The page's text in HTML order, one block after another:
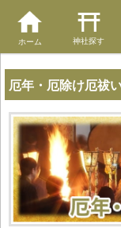
ホーム 神社探す
厄年・厄除け厄祓